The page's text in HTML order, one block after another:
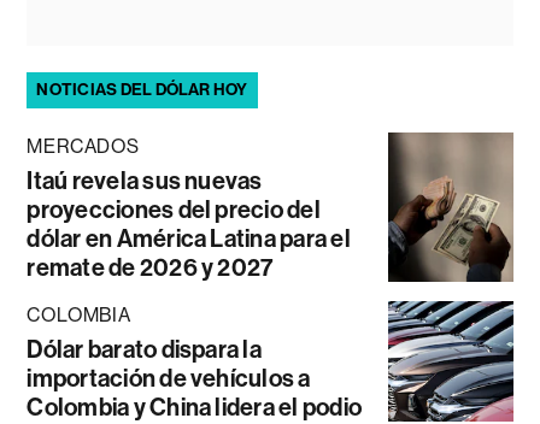
NOTICIAS DEL DÓLAR HOY
MERCADOS
Itaú revela sus nuevas
proyecciones del precio del
dólar en América Latina para el
remate de 2026 y 2027
COLOMBIA
Dólar barato dispara la
importación de vehículos a
Colombia y China lidera el podio